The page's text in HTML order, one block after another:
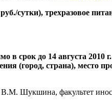
сутки), трехразовое
срок до 14 августа 2010
(город, страна), место
В.М. Шукшина, факультет